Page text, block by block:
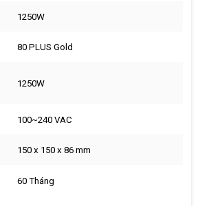
1250W
80 PLUS Gold
1250W
100~240 VAC
150 x 150 x 86 mm
60 Tháng